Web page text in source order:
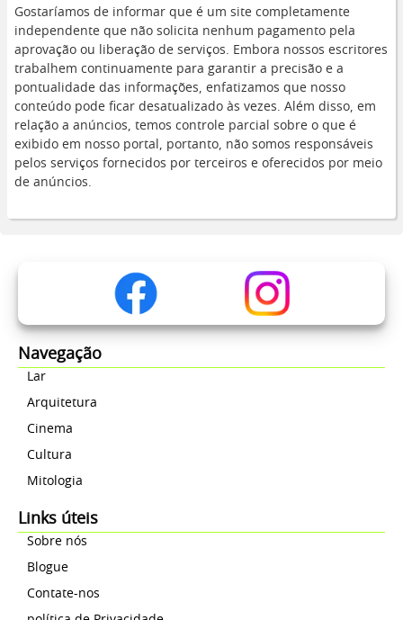
Gostaríamos de informar que é um site completamente
independente que não solicita nenhum pagamento pela
aprovação ou liberação de serviços. Embora nossos escritores
trabalhem continuamente para garantir a precisão e a
pontualidade das informações, enfatizamos que nosso
conteúdo pode ficar desatualizado às vezes. Além disso, em
relação a anúncios, temos controle parcial sobre o que é
exibido em nosso portal, portanto, não somos responsáveis
pelos serviços fornecidos por terceiros e oferecidos por meio
de anúncios.
Navegação
Lar
Arquitetura
Cinema
Cultura
Mitologia
Links úteis
Sobre nós
Blogue
Contate-nos